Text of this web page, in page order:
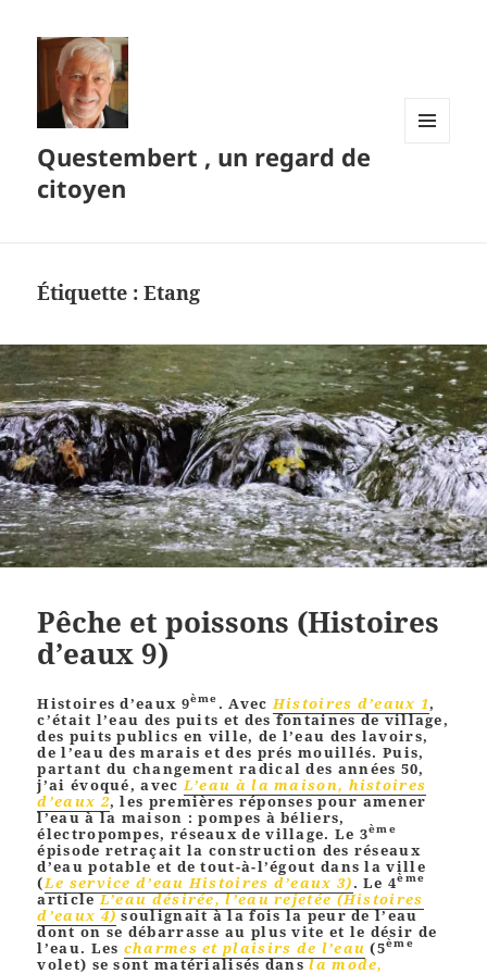
Questembert , un regard de
citoyen
Étiquette :Etang
Pêche et poissons (Histoires
d’eaux 9)
Histoires d’eaux 9ème . Avec Histoires d’eaux 1,
c’était l’eau des puits et des fontaines de village,
des puits publics en ville, de l’eau des lavoirs,
de l’eau des marais et des prés mouillés. Puis,
partant du changement radical des années 50,
j’ai évoqué, avec L’eau à la maison, histoires
d’eaux 2, les premières réponses pour amener
l’eau à la maison : pompes à béliers,
électropompes, réseaux de village. Le 3ème
épisode retraçait la construction des réseaux
d’eau potable et de tout-à-l’égout dans la ville
(Le service d’eau Histoires d’eaux 3). Le 4ème
articleL’eau désirée, l’eau rejetée (Histoires
d’eaux 4)soulignait à la fois la peur de l’eau
dont on se débarrasse au plus vite et le désir de
l’eau. Les charmes et plaisirs de l’eau (5ème
volet) se sont matérialisés dansla mode,